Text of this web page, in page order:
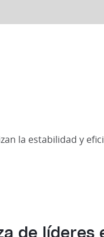
la estabilidad y
de líderes